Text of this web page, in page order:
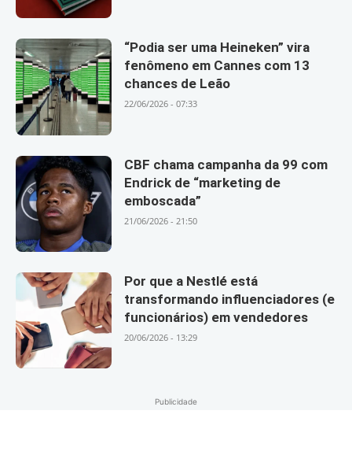
“Podia ser uma Heineken” vira
fenômeno em Cannes com 13
chances de Leão
22/06/2026 - 07:33
CBF chama campanha da 99 com
Endrick de “marketing de
emboscada”
21/06/2026 - 21:50
Por que a Nestlé está
transformando influenciadores (e
funcionários) em vendedores
20/06/2026 - 13:29
Publicidade